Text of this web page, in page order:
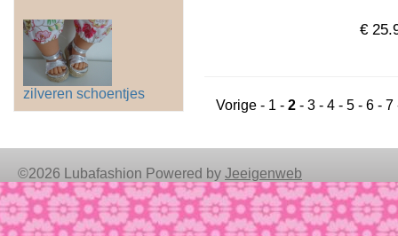
zilveren schoentjes
€
Vorige - 1 - 2 - 3 - 4 - 5 - 6 - 7
©2026 Lubafashion Powered by Jeeigenweb